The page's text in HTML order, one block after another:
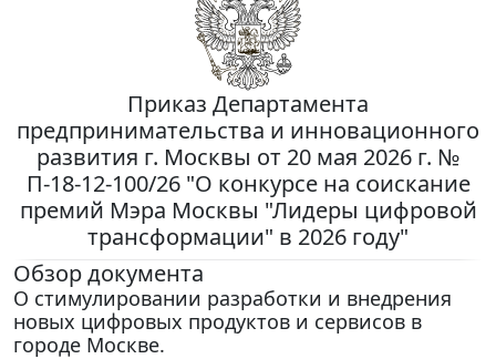
Приказ Департамента
предпринимательства и инновационного
развития г. Москвы от 20 мая 2026 г. №
П-18-12-100/26 "О конкурсе на соискание
премий Мэра Москвы "Лидеры цифровой
трансформации" в 2026 году"
Обзор документа
О стимулировании разработки и внедрения
новых цифровых продуктов и сервисов в
городе Москве.